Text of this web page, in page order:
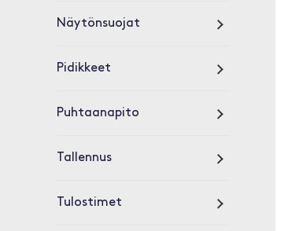
Näytönsuojat
Pidikkeet
Puhtaanapito
Tallennus
Tulostimet